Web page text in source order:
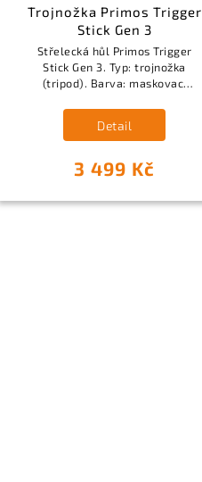
Trojnožka Primos Trigger
Stick Gen 3
3 499 Kč
Detail
Střelecká hůl Primos Trigger
Stick Gen 3. Typ: trojnožka
(tripod). Barva: maskovací
Stick, 360° otočná hlavice.
Materiál: polymer,...